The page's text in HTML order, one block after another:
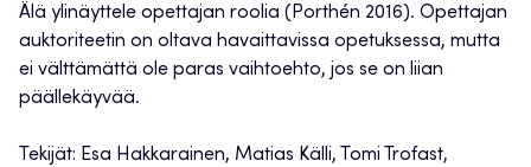
Älä ylinäyttele opettajan roolia (Porthén 2016). Opettajan
auktoriteetin on oltava havaittavissa opetuksessa, mutta
ei välttämättä ole paras vaihtoehto, jos se on liian
päällekäyvää.
Tekijät: Esa Hakkarainen, Matias Källi, Tomi Trofast,